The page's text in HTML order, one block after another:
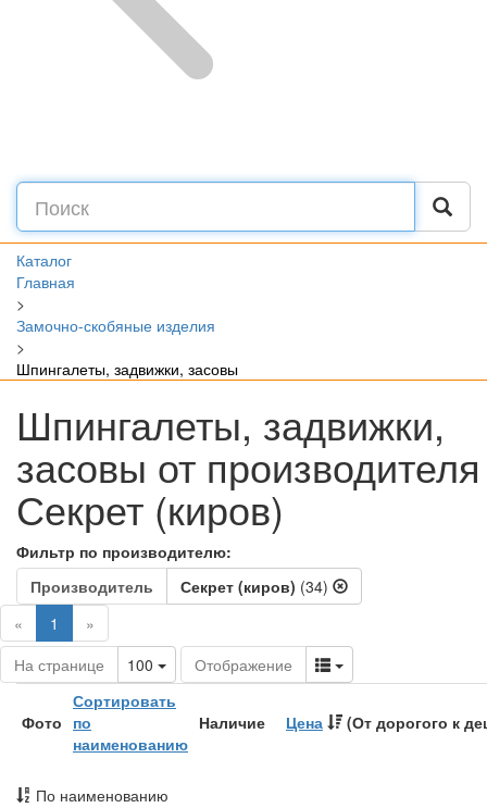
Каталог
Главная
>
Замочно-скобяные изделия
>
Шпингалеты, задвижки, засовы
Шпингалеты, задвижки,
засовы от производителя
Секрет (киров)
Фильтр по производителю:
Производитель
Секрет (киров) (34)
«
1 (current)
»
На странице
100 Toggle Dropdown
Отображение Toggle Dropdown
Фото
Сортировать
по
наименованию
Наличие Цена (От дорогого к
По наименованию